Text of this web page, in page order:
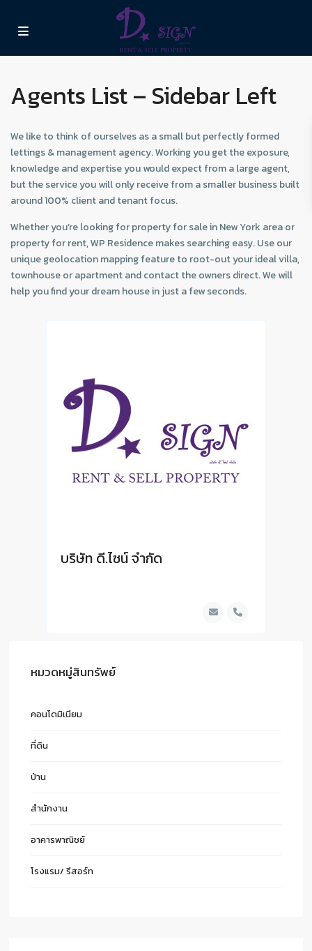
Agents List – Sidebar Left
We like to think of ourselves as a small but perfectly formed
lettings & management agency. Working you get the exposure,
knowledge and expertise you would expect from a large agent,
but the service you will only receive from a smaller business built
around 100% client and tenant focus.
Whether you’re looking for property for sale in New York area or
property for rent, WP Residence makes searching easy. Use our
unique geolocation mapping feature to root-out your ideal villa,
townhouse or apartment and contact the owners direct. We will
help you find your dream house in just a few seconds.
บริษัท ดี.ไซน์ จํากัด
หมวดหมู่สินทรัพย์
คอนโดมิเนียม
ที่ดิน
บ้าน
สำนักงาน
อาคารพาณิชย์
โรงแรม/ รีสอร์ท